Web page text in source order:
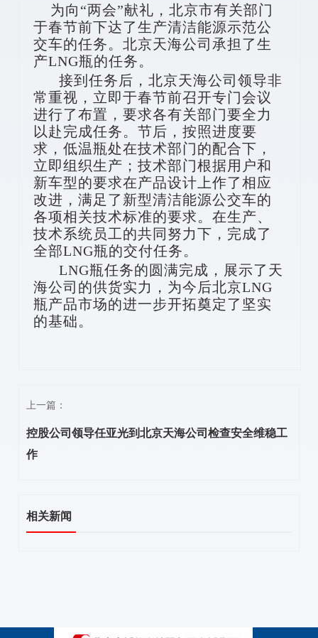
为向“两会”献礼，北京市有关部门
于春节前下达了生产清洁能源示范公
交车的任务。北京天海公司承担了生
产LNG瓶的任务。
接到任务后，北京天海公司领导非
常重视，立即于春节前召开专门会议
进行了布置，要求各有关部门要全力
以赴完成任务。节后，按照进度要
求，低温瓶处在技术部门的配合下，
立即组织生产；技术部门根据用户和
新车型的要求在产品设计上作了相应
改进，满足了新型清洁能源公交车的
各项相关技术标准的要求。在生产、
技术系统员工的共同努力下，完成了
全部LNG瓶的交付任务。
LNG瓶任务的圆满完成，展示了天
海公司的供货实力，为今后北京LNG
瓶产品市场的进一步开拓奠定了坚实
的基础。
上一篇：
控股公司领导任亚光到北京天海公司检查安全维稳工
作
相关新闻